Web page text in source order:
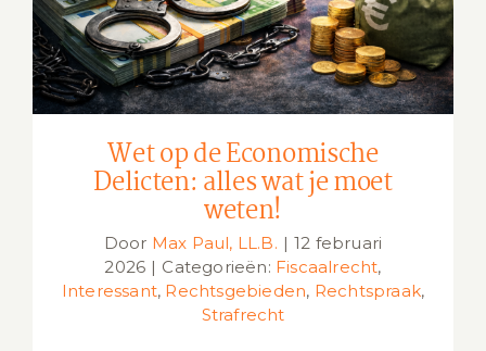
Wet op de Economische
Delicten: alles wat je moet
weten!
Door Max Paul, LL.B. | 12 februari
2026 | Categorieën: Fiscaalrecht,
Interessant, Rechtsgebieden, Rechtspraak,
Strafrecht